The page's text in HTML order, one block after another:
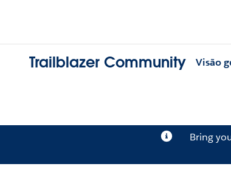
Trailblazer Community Visão
Bring